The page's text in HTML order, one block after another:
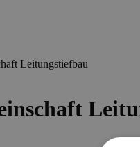
Leitungstiefbau